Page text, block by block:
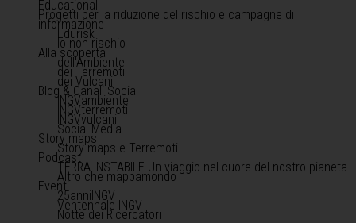
Educational
Progetti per la riduzione del rischio e campagne di
informazione
Edurisk
Io non rischio
Alla scoperta
dell'Ambiente
dei Terremoti
dei Vulcani
Blog & Canali Social
INGVambiente
INGVterremoti
INGVvulcani
Social Media
Story maps
Story maps e Terremoti
Podcast
TERRA INSTABILE Un viaggio nel cuore del nostro pianeta
Altro che mappamondo
Eventi
25anniINGV
Ventennale INGV
Notte dei Ricercatori